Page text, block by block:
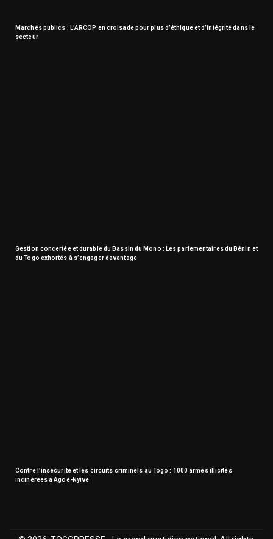
Marchés publics : L’ARCOP en croisade pour plus d’éthique et d’intégrité dans le
secteur
Gestion concertée et durable du Bassin du Mono : Les parlementaires du Bénin et
du Togo exhortés à s’engager davantage
Contre l’insécurité et les circuits criminels au Togo : 1000 armes illicites
incinérées à Agoè-Nyivé